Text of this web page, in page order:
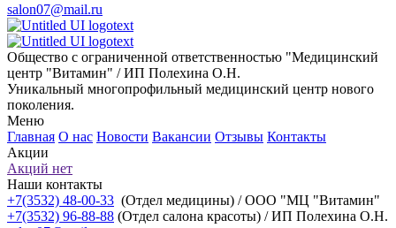
salon07@mail.ru
Общество с ограниченной ответственностью "Медицинский
центр "Витамин" / ИП Полехина О.Н.
Уникальный многопрофильный медицинский центр нового
поколения.
Меню
Главная О нас Новости Вакансии Отзывы Контакты
Акции
Акций нет
Наши контакты
+7(3532) 48-00-33 (Отдел медицины) / ООО "МЦ "Витамин"
+7(3532) 96-88-88 (Отдел салона красоты) / ИП Полехина О.Н.